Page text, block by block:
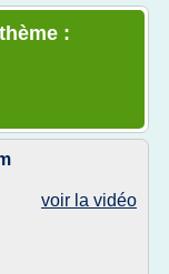
:
voir la vidéo